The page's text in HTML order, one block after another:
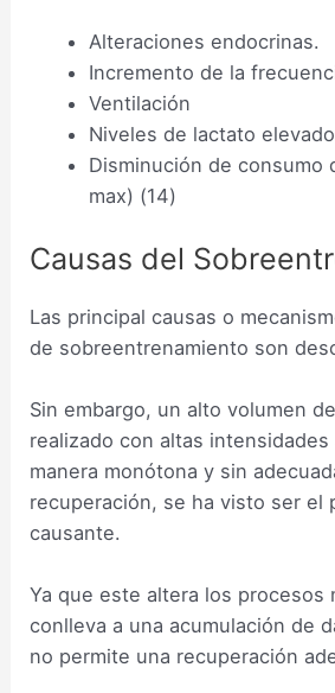
Alteraciones endocrinas.
Incremento de la
Ventilación
Niveles de lactato
Disminución de consumo
max) (14)
Causas del
Las principal causas o
de sobreentrenamiento son
Sin embargo, un alto volumen
realizado con altas intensidades
manera monótona y sin
recuperación, se ha visto ser el
causante.
Ya que este altera los procesos
conlleva a una acumulación de
no permite una recuperación